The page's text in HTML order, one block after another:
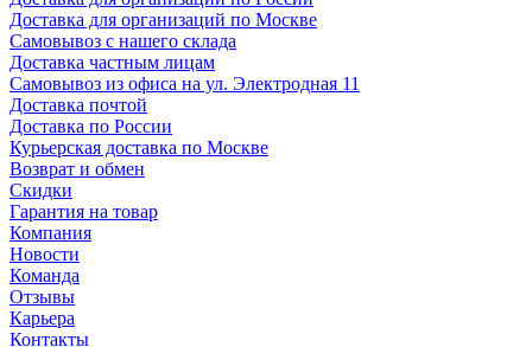
Доставка для организаций по Москве
Самовывоз с нашего склада
Доставка частным лицам
Самовывоз из офиса на ул. Электродная 11
Доставка почтой
Доставка по России
Курьерская доставка по Москве
Возврат и обмен
Скидки
Гарантия на товар
Компания
Новости
Команда
Отзывы
Карьера
Контакты